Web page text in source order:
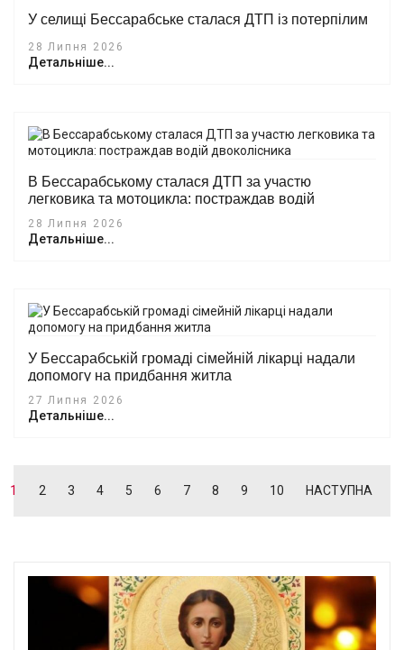
У селищі Бессарабське сталася ДТП із потерпілим
28 Липня 2026
Детальніше...
В Бессарабському сталася ДТП за участю
легковика та мотоцикла: постраждав водій
двоколісника
28 Липня 2026
Детальніше...
У Бессарабській громаді сімейній лікарці надали
допомогу на придбання житла
27 Липня 2026
Детальніше...
1 2 3 4 5 6 7 8 9 10 НАСТУПНА